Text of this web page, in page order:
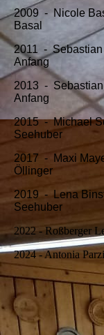
2009 -
Basal
2011 -
Anfang
2013 -
Anfang
2015 -
Seehuber
2017 -
Öllinger
2019 - Lena
Seehuber
2022 -
2024 - Antonia